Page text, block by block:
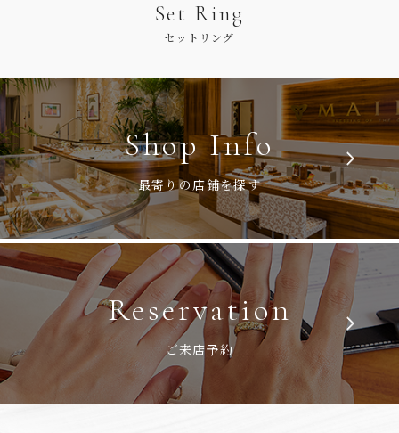
Set Ring
セットリング
Shop Info
最寄りの店鋪を探す
Reservation
ご来店予約